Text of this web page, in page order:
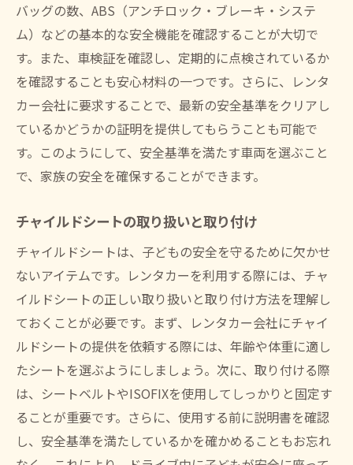
料金設定の明確さと透明性
安心のドライブを実現するレンタカー保険の選
び方
基本保険と追加保険の違い
対人・対物賠償の重要性
免責額を抑えるための方法
補償範囲が広いプランを選ぶ利点
保険適用時の手続き方法
子どもがいる家庭に最適なレンタカー車種とは
ファミリー向けの人気車種の特徴
ミニバンのメリットとデメリット
SUVの安全性能と快適性
長距離ドライブに適した車両
荷物が多い場合の車種選び
燃費と走行性能のバランス
レンタカー利用時に知っておくべき保険の種類
バッグの数、ABS（アンチロック・ブレーキ・システ
ム）などの基本的な安全機能を確認することが大切で
す。また、車検証を確認し、定期的に点検されているか
を確認することも安心材料の一つです。さらに、レンタ
カー会社に要求することで、最新の安全基準をクリアし
ているかどうかの証明を提供してもらうことも可能で
す。このようにして、安全基準を満たす車両を選ぶこと
で、家族の安全を確保することができます。
チャイルドシートの取り扱いと取り付け
チャイルドシートは、子どもの安全を守るために欠かせ
ないアイテムです。レンタカーを利用する際には、チャ
イルドシートの正しい取り扱いと取り付け方法を理解し
ておくことが必要です。まず、レンタカー会社にチャイ
ルドシートの提供を依頼する際には、年齢や体重に適し
たシートを選ぶようにしましょう。次に、取り付ける際
は、シートベルトやISOFIXを使用してしっかりと固定す
ることが重要です。さらに、使用する前に説明書を確認
し、安全基準を満たしているかを確かめることもお忘れ